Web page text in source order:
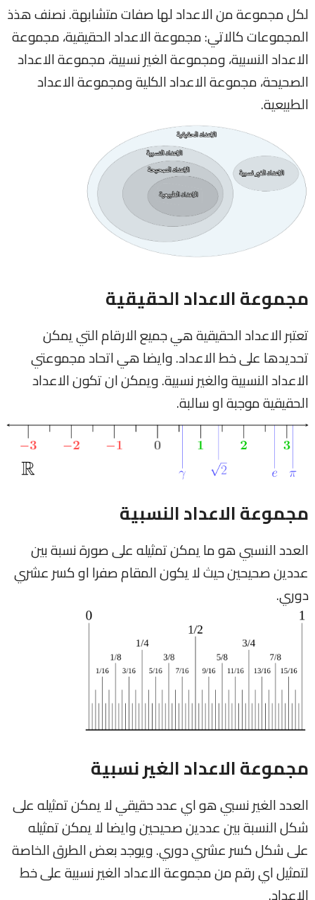
لكل مجموعة من الاعداد لها صفات متشابهة. نصنف هذذ
المجموعات كالاتي: مجموعة الاعداد الحقيقية، مجموعة
الاعداد النسبية، ومجموعة الغير نسبية، مجموعة الاعداد
الصحيحة، مجموعة الاعداد الكلية ومجموعة الاعداد
الطبيعية.
مجموعة الاعداد الحقيقية
تعتبر الاعداد الحقيقية هي جميع الارقام التي يمكن
تحديدها على خط الاعداد. وايضا هي اتحاد مجموعتي
الاعداد النسبية والغير نسبية. ويمكن ان تكون الاعداد
الحقيقية موجبة او سالبة.
مجموعة الاعداد النسبية
العدد النسبي هو ما يمكن تمثيله على صورة نسبة بين
عددين صحيحين حيث لا يكون المقام صفرا او كسر عشري
دوري.
مجموعة الاعداد الغير نسبية
العدد الغير نسبي هو اي عدد حقيقي لا يمكن تمثيله على
شكل النسبة بين عددين صحيحين وايضا لا يمكن تمثيله
على شكل كسر عشري دوري. ويوجد بعض الطرق الخاصة
لتمثيل اي رقم من مجموعة الاعداد الغير نسبية على خط